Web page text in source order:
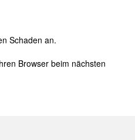
Schaden an.
Browser beim nächsten